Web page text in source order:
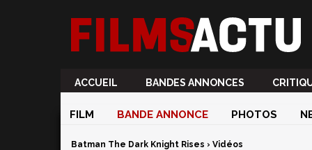
ACCUEIL BANDES ANNONCES
FILM BANDE ANNONCE PHOTOS
Batman The Dark Knight Rises › Vidéos